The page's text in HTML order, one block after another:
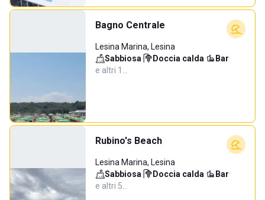
Bagno Centrale
Lesina Marina, Lesina
Sabbiosa· Doccia calda· Bar·
e altri 1…
Rubino's Beach
Lesina Marina, Lesina
Sabbiosa· Doccia calda· Bar·
e altri 5…